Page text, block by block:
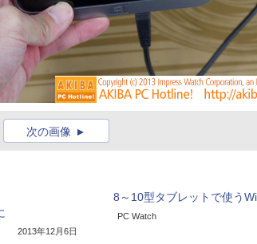
次の画像
2013年12月6日
8～10型タブレットで使う
PC Watch